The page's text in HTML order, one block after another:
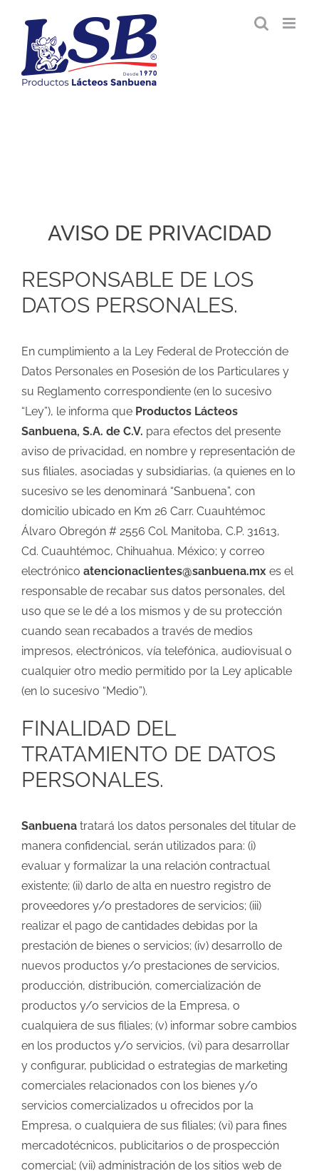
contenido
AVISO DE PRIVACIDAD
RESPONSABLE DE LOS
DATOS PERSONALES.
En cumplimiento a la Ley Federal de Protección de
Datos Personales en Posesión de los Particulares y
su Reglamento correspondiente (en lo sucesivo
“Ley”), le informa que Productos Lácteos
Sanbuena, S.A. de C.V. para efectos del presente
aviso de privacidad, en nombre y representación de
sus filiales, asociadas y subsidiarias, (a quienes en lo
sucesivo se les denominará “Sanbuena”, con
domicilio ubicado en Km 26 Carr. Cuauhtémoc
Álvaro Obregón # 2556 Col. Manitoba, C.P. 31613,
Cd. Cuauhtémoc, Chihuahua. México; y correo
electrónico atencionaclientes@sanbuena.mxes el
responsable de recabar sus datos personales, del
uso que se le dé a los mismos y de su protección
cuando sean recabados a través de medios
impresos, electrónicos, vía telefónica, audiovisual o
cualquier otro medio permitido por la Ley aplicable
(en lo sucesivo “Medio”).
FINALIDAD DEL
TRATAMIENTO DE DATOS
PERSONALES.
Sanbuenatratará los datos personales del titular de
manera confidencial, serán utilizados para: (i)
evaluar y formalizar la una relación contractual
existente; (ii) darlo de alta en nuestro registro de
proveedores y/o prestadores de servicios; (iii)
realizar el pago de cantidades debidas por la
prestación de bienes o servicios; (iv) desarrollo de
nuevos productos y/o prestaciones de servicios,
producción, distribución, comercialización de
productos y/o servicios de la Empresa, o
cualquiera de sus filiales; (v) informar sobre cambios
en los productos y/o servicios, (vi) para desarrollar
y configurar, publicidad o estrategias de marketing
comerciales relacionados con los bienes y/o
servicios comercializados u ofrecidos por la
Empresa, o cualquiera de sus filiales; (vi) para fines
mercadotécnicos, publicitarios o de prospección
comercial; (vii) administración de los sitios web de